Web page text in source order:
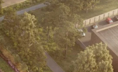
11 191 000 ₽
0 ₽